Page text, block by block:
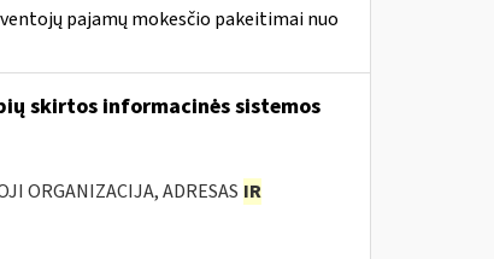
pajamų mokesčio pakeitimai nuo
skirtos informacinės sistemos
ORGANIZACIJA, ADRESAS IR